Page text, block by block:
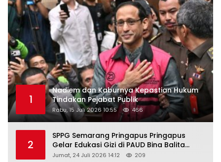
1
Nadiem dan Kaburnya Kepastian Hukum
Tindakan Pejabat Publik
Rabu, 15 Juli 2026 10:55 466
2
SPPG Semarang Pringapus Pringapus
Gelar Edukasi Gizi di PAUD Bina Balita
Peringati Hari Anak Nasional 2026
Jumat, 24 Juli 2026 14:12 209